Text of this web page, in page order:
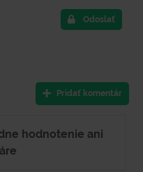
Odoslať
Pridať komentár
hodnotenie ani